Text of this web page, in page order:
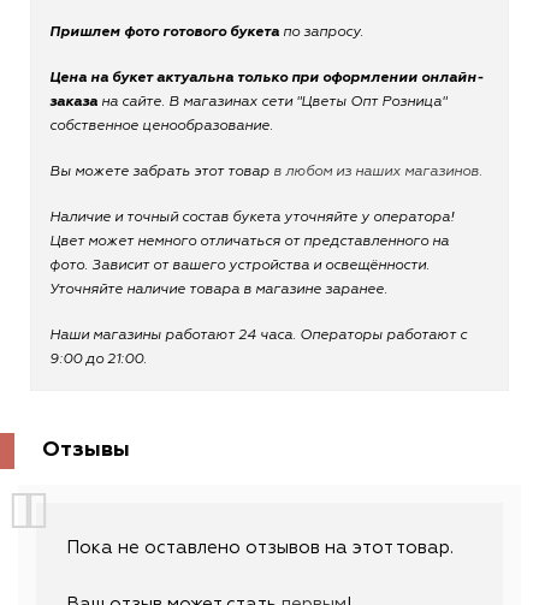
Пришлем фото готового букета по запросу.
Цена на букет актуальна только при оформлении онлайн-
заказа на сайте. В магазинах сети "Цветы Опт Розница"
собственное ценообразование.
Вы можете забрать этот товар в любом из наших магазинов.
Наличие и точный состав букета уточняйте у оператора!
Цвет может немного отличаться от представленного на
фото. Зависит от вашего устройства и освещённости.
Уточняйте наличие товара в магазине заранее.
Наши магазины работают 24 часа. Операторы работают с
9:00 до 21:00.
Отзывы
Пока не оставлено отзывов на этот товар.